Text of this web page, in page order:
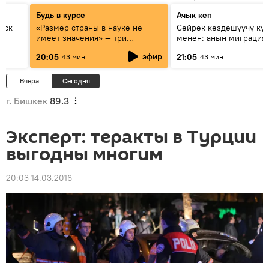
Будь в курсе
«Размер страны в науке не
имеет значения» — три
эксперта о сотрудничестве
России и Кыргызстана в
образовании и исследованиях
20:05 43 мин эфир
Ачык кеп
Сейрек кездешүүчү
менен: анын
21:05 43 мин
Вчера Сегодня
г. Бишкек 89.3
Эксперт: теракты в Турции
выгодны многим
20:03 14.03.2016